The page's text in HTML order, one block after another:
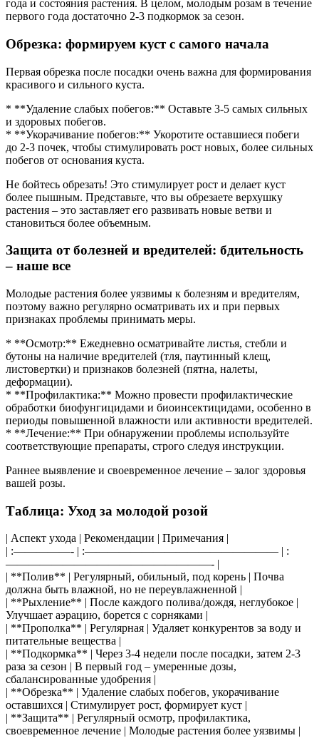
года и состояния растения. В целом, молодым розам в течение
первого года достаточно 2-3 подкормок за сезон.
Обрезка: формируем куст с самого начала
Первая обрезка после посадки очень важна для формирования
красивого и сильного куста.
* **Удаление слабых побегов:** Оставьте 3-5 самых сильных
и здоровых побегов.
* **Укорачивание побегов:** Укоротите оставшиеся побеги
до 2-3 почек, чтобы стимулировать рост новых, более сильных
побегов от основания куста.
Не бойтесь обрезать! Это стимулирует рост и делает куст
более пышным. Представьте, что вы обрезаете верхушку
растения – это заставляет его развивать новые ветви и
становиться более объемным.
Защита от болезней и вредителей: бдительность
– наше все
Молодые растения более уязвимы к болезням и вредителям,
поэтому важно регулярно осматривать их и при первых
признаках проблемы принимать меры.
* **Осмотр:** Ежедневно осматривайте листья, стебли и
бутоны на наличие вредителей (тля, паутинный клещ,
листовертки) и признаков болезней (пятна, налеты,
деформации).
* **Профилактика:** Можно провести профилактические
обработки биофунгицидами и биоинсектицидами, особенно в
периоды повышенной влажности или активности вредителей.
* **Лечение:** При обнаружении проблемы используйте
соответствующие препараты, строго следуя инструкции.
Раннее выявление и своевременное лечение – залог здоровья
вашей розы.
Таблица: Уход за молодой розой
| Аспект ухода | Рекомендации | Примечания |
| :—————- | :————————————————— | :
——————————————————- |
| **Полив** | Регулярный, обильный, под корень | Почва
должна быть влажной, но не переувлажненной |
| **Рыхление** | После каждого полива/дождя, неглубокое |
Улучшает аэрацию, борется с сорняками |
| **Прополка** | Регулярная | Удаляет конкурентов за воду и
питательные вещества |
| **Подкормка** | Через 3-4 недели после посадки, затем 2-3
раза за сезон | В первый год – умеренные дозы,
сбалансированные удобрения |
| **Обрезка** | Удаление слабых побегов, укорачивание
оставшихся | Стимулирует рост, формирует куст |
| **Защита** | Регулярный осмотр, профилактика,
своевременное лечение | Молодые растения более уязвимы |